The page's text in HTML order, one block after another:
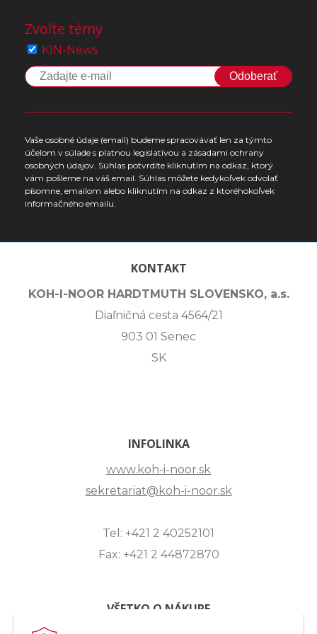
Zvoľte témy
KIN-News
Odoberať
Vaše osobné údaje (email) budeme spracovávať len za týmto
účelom v súlade s platnou legislatívou a zásadami ochrany
osobných údajov. Súhlas potvrdíte kliknutím na odkaz, ktorý
vám pošleme na váš email. Súhlas môžete kedykoľvek odvolať
písomne, emailom alebo kliknutím na odkaz z ktoréhokoľvek
informačného emailu.
KONTAKT
KOH-I-NOOR HARDTMUTH SLOVENSKO, a.s.
Diaľničná cesta 4564/21
903 01 Senec
SK
INFOLINKA
www.koh-i-noor.sk
sekretariat@koh-i-noor.sk
Tel: +421 2 40252101
Fax: +421 2 44872870
VŠETKO O NÁKUPE